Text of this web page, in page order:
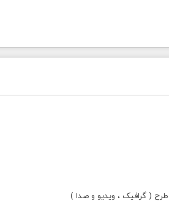
( گرافیک ، ویدیو و صدا )